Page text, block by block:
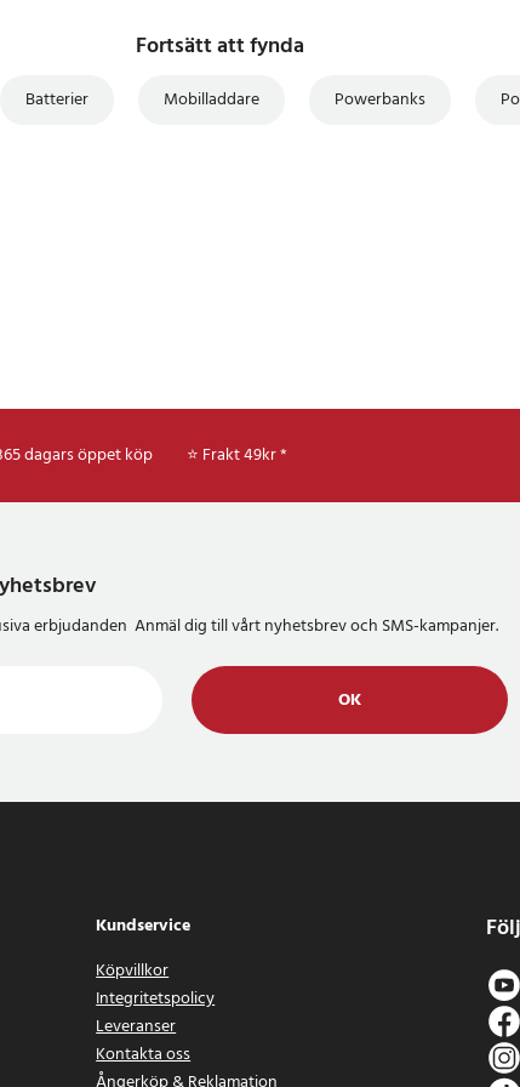
Fortsätt att fynda
Batterier Mobilladdare Powerbanks
dagars öppet köp ⭐ Frakt 49kr *
erbjudanden Anmäl dig till vårt nyhetsbrev och SMS-kampanjer.
OK
Kundservice
Köpvillkor
Integritetspolicy
Leveranser
Kontakta oss